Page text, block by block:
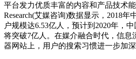
平台发力优质丰富的内容和产品技术
Research(艾媒咨询)数据显示，2018年
户规模达6.53亿人，预计到2020年，
将突破7亿人。在媒介融合时代，信息
器网站上，用户的搜索习惯进一步加深